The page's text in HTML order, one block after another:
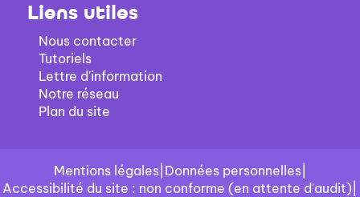
Liens utiles
Nous contacter
Tutoriels
Lettre d'information
Notre réseau
Plan du site
Mentions légales| Données personnelles|
Accessibilité du site : non conforme (en attente d'audit)